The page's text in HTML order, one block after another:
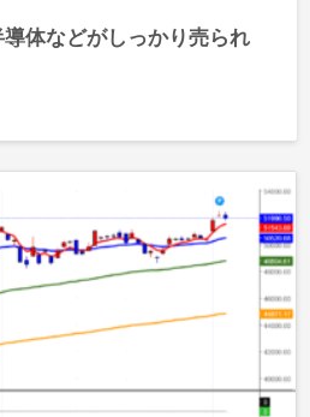
体などがしっかり売られ